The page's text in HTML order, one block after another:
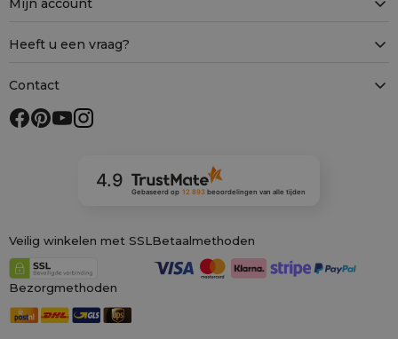
Mijn account
Heeft u een vraag?
Contact
4.9
Gebaseerd op 12 893 beoordelingenvan alle tijden
Veilig winkelen met SSL Betaalmethoden
Bezorgmethoden